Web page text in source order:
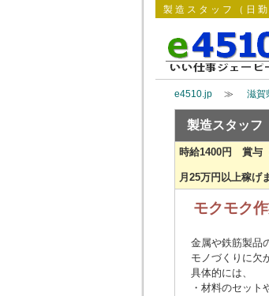
製造スタッフ（日
e4510.jp≫ 滋賀
製造スタッフ
時給1400円 賞与
月25万円以上稼げ
モクモク
金属や鉄筋製品
モノづくりに欠
具体的には、
・材料のセット